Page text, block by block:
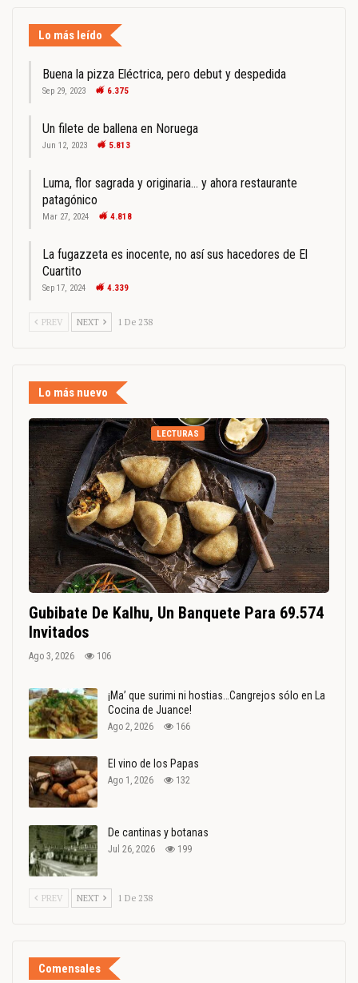
Lo más leído
Buena la pizza Eléctrica, pero debut y despedida
Sep 29, 2023 6.375
Un filete de ballena en Noruega
Jun 12, 2023 5.813
Luma, flor sagrada y originaria… y ahora restaurante
patagónico
Mar 27, 2024 4.818
La fugazzeta es inocente, no así sus hacedores de El
Cuartito
Sep 17, 2024 4.339
PREV NEXT 1 De 238
Lo más nuevo
LECTURAS
Gubibate De Kalhu, Un Banquete Para 69.574
Invitados
Ago 3, 2026 106
¡Ma’ que surimi ni hostias…Cangrejos sólo en La
Cocina de Juance!
Ago 2, 2026 166
El vino de los Papas
Ago 1, 2026 132
De cantinas y botanas
Jul 26, 2026 199
PREV NEXT 1 De 238
Comensales